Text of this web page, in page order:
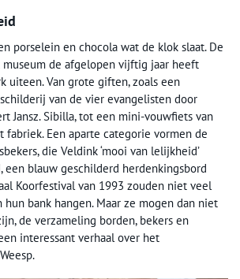
porselein en chocola wat de klok slaat. De
de afgelopen vijftig jaar heeft
uiteen. Van grote giften, zoals een
van de vier evangelisten door
Jansz. Sibilla, tot een mini-vouwfiets van
fabriek. Een aparte categorie vormen de
die Veldink ‘mooi van lelijkheid’
een blauw geschilderd herdenkingsbord
Koorfestival van 1993 zouden niet veel
hun bank hangen. Maar ze mogen dan niet
de verzameling borden, bekers en
interessant verhaal over het